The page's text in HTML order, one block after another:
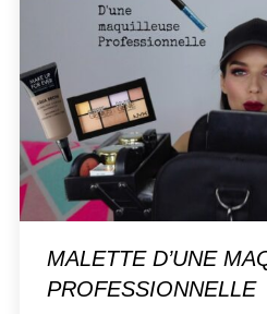
MALETTE D’UNE
PROFESSIONNELLE